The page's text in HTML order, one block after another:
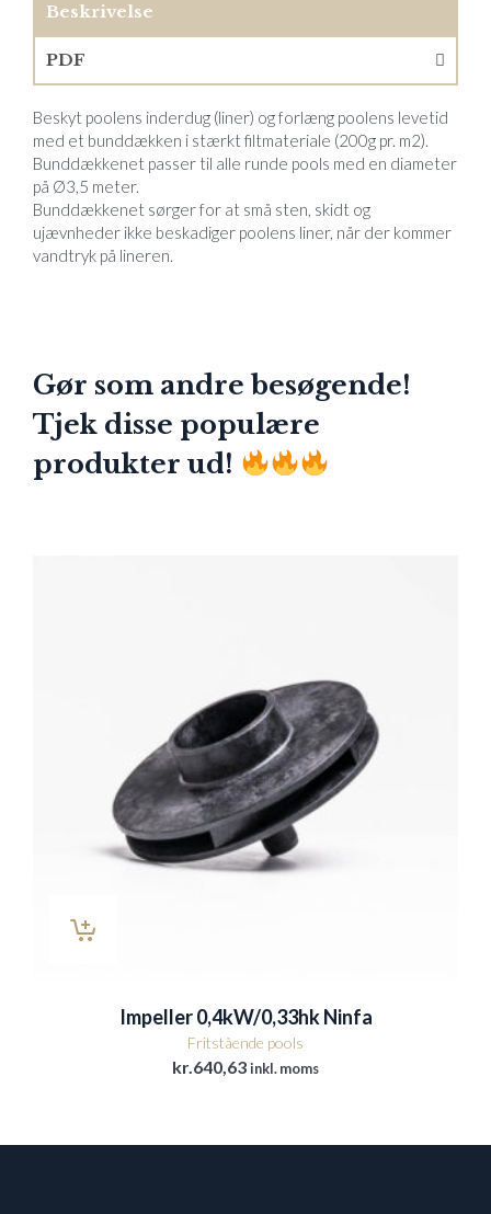
Beskrivelse
PDF
Beskyt poolens inderdug (liner) og forlæng poolens levetid
med et bunddækken i stærkt filtmateriale (200g pr. m2).
Bunddækkenet passer til alle runde pools med en diameter
på Ø3,5 meter.
Bunddækkenet sørger for at små sten, skidt og
ujævnheder ikke beskadiger poolens liner, når der kommer
vandtryk på lineren.
Gør som andre besøgende!
Tjek disse populære
produkter ud!
Impeller 0,4kW/0,33hk Ninfa
Fritstående pools
kr.640,63inkl. moms